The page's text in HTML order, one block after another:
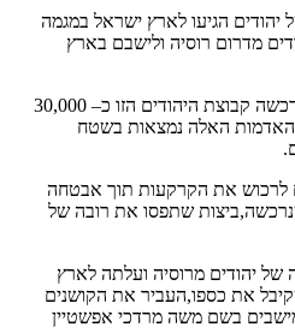
הגיעו לארץ ישראל במגמה
מדרום רוסיה ולישבם בארץ
ב1890 בתיווכו של יהושוע חנקין רכשה קבוצת היהודים הזו כ– 30,000
האדמות האלה נמצאות בשטח
לרכוש את הקרקעות תוך אבטחה
שתפסו את רובה של
של יהודים מרוסיה ועלתה לארץ
את כספו,העביר את הקושנים
בשם משה מרדכי אפשטיין